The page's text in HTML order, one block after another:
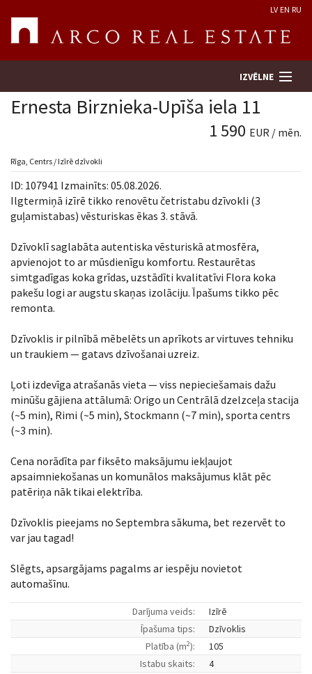
LV EN RU
IZVĒLNE
Novērtēt īpašumu
Uzņēmums
Pakalpojumi
Kontakti
Ernesta Birznieka-Upīša iela 11
1 590 EUR / mēn.
Rīga, Centrs / Izīrē dzīvokli
ID: 107941 Izmainīts: 05.08.2026.
Ilgtermiņā izīrē tikko renovētu četristabu dzīvokli (3
guļamistabas) vēsturiskas ēkas 3. stāvā.
Dzīvoklī saglabāta autentiska vēsturiskā atmosfēra,
apvienojot to ar mūsdienīgu komfortu. Restaurētas
simtgadīgas koka grīdas, uzstādīti kvalitatīvi Flora koka
pakešu logi ar augstu skaņas izolāciju. Īpašums tikko pēc
remonta.
Dzīvoklis ir pilnībā mēbelēts un aprīkots ar virtuves tehniku
un traukiem — gatavs dzīvošanai uzreiz.
Ļoti izdevīga atrašanās vieta — viss nepieciešamais dažu
minūšu gājiena attālumā: Origo un Centrālā dzelzceļa stacija
(~5 min), Rimi (~5 min), Stockmann (~7 min), sporta centrs
(~3 min).
Cena norādīta par fiksēto maksājumu iekļaujot
apsaimniekošanas un komunālos maksājumus klāt pēc
patēriņa nāk tikai elektrība.
Dzīvoklis pieejams no Septembra sākuma, bet rezervēt to
var jau tagad!
Slēgts, apsargājams pagalms ar iespēju novietot
automašīnu.
Darījuma veids:
Izīrē
Īpašuma tips:
Dzīvoklis
Platība (m2):
105
Istabu skaits:
4